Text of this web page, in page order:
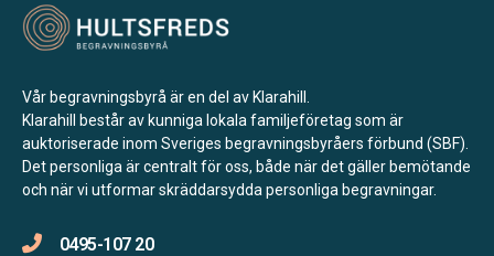
Vår begravningsbyrå är en del av Klarahill.
Klarahill består av kunniga lokala familjeföretag som är
auktoriserade inom Sveriges begravningsbyråers förbund (SBF).
Det personliga är centralt för oss, både när det gäller bemötande
och när vi utformar skräddarsydda personliga begravningar.
0495-107 20